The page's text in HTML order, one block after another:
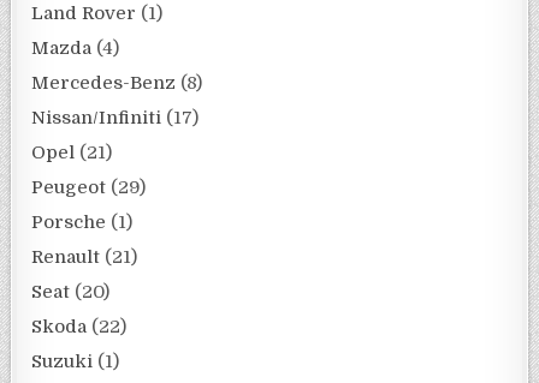
Land Rover (1)
Mazda (4)
Mercedes-Benz (8)
Nissan/Infiniti (17)
Opel (21)
Peugeot (29)
Porsche (1)
Renault (21)
Seat (20)
Skoda (22)
Suzuki (1)